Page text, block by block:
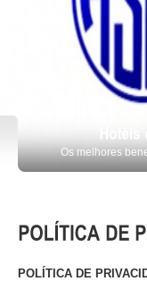
Os melhores
POLÍTICA DE